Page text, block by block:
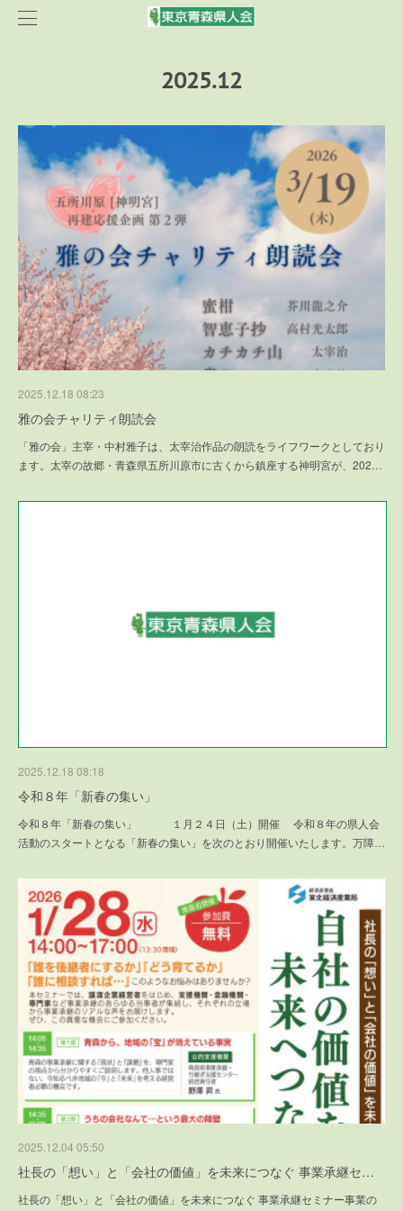
2025.12
2025.12.18 08:23
雅の会チャリティ朗読会
「雅の会」主宰・中村雅子は、太宰治作品の朗読をライフワークとしており
ます。太宰の故郷・青森県五所川原市に古くから鎮座する神明宮が、202…
2025.12.18 08:18
令和８年「新春の集い」
令和８年「新春の集い」 １月２４日（土）開催 令和８年の県人会
活動のスタートとなる「新春の集い」を次のとおり開催いたします。万障…
2025.12.04 05:50
社長の「想い」と「会社の価値」を未来につなぐ 事業承継セ…
社長の「想い」と「会社の価値」を未来につなぐ 事業承継セミナー事業の